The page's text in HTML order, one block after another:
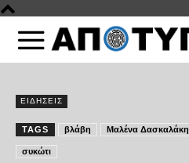
ΕΙΔΗΣΕΙΣ
TAGS βλάβη Μαλένα Δασκαλάκη
συκώτι